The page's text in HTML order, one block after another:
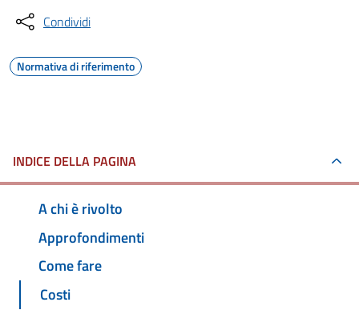
Condividi
Normativa di riferimento
INDICE DELLA PAGINA
A chi è rivolto
Approfondimenti
Come fare
Costi